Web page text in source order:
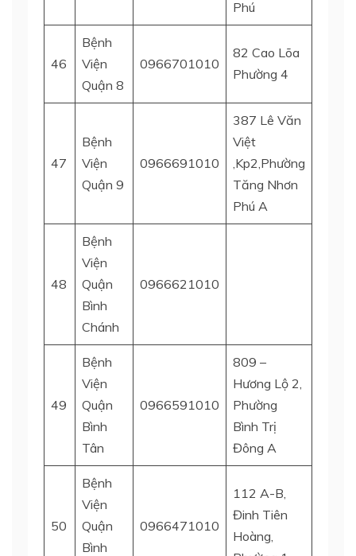
Phú
46
Bệnh
Viện
Quận 8
0966701010
82 Cao Lõa
Phường 4
47
Bệnh
Viện
Quận 9
0966691010
387 Lê Văn
Việt
,Kp2,Phường
Tăng Nhơn
Phú A
48
Bệnh
Viện
Quận
Bình
Chánh
0966621010
49
Bệnh
Viện
Quận
Bình
Tân
0966591010
809 –
Hương Lộ 2,
Phường
Bình Trị
Đông A
50
Bệnh
Viện
Quận
Bình
0966471010
112 A-B,
Đinh Tiên
Hoàng,